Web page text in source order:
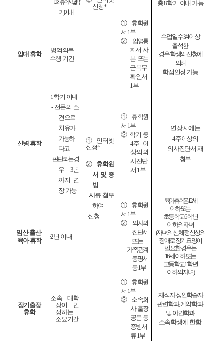
-1회 휴학 시1년학
기이내
신청* 총8학기 이내 가능
입대 휴학
∙병역의무
수행 기간
① 인터넷
신청*
② 휴학원
서 및 증
빙
서류 첨부
하여
신청
① 휴학원
서 1부
② 입영통
지서 사
본 또는
군복무
확인서
1 부
수업일수3/4이상
출석한
경우 학생의 신청에
의해
학점인정 가능
신병 휴학
∙1 학기 이내
- 전문의 소
견으로
치유가
가능하
다고
판단되는 경
우
3년
까지 연
장 가능
① 휴학원
서 1부
② 학기 중
4주 이
상의 의
사진단
서 1 부
연장 시에는
4주이상의
의사진단서 재
첨부
임신 ·출산·
육아 휴학
∙2년 이내
① 휴학원
서 1부
② 의사의
진단서
또는
가족관계
증명서
등1부
육아 휴학은12세
이하또는
초등학교6학년
이하의 자녀
(자녀의 신체·정신상의
장애로 장기 요양이
필요한 경우는
16세이하 또는
고등학교1학년
이하의 자녀)
장기출장
휴학
∙소속 대학
장이 인
정하는
소요기간
① 휴학원
서 1부
② 소속회
사 출장
공문 등
증빙서
류1부
재직자·성인학습자
관련학과,계약학과
및 야간학과
소속학생에 한함